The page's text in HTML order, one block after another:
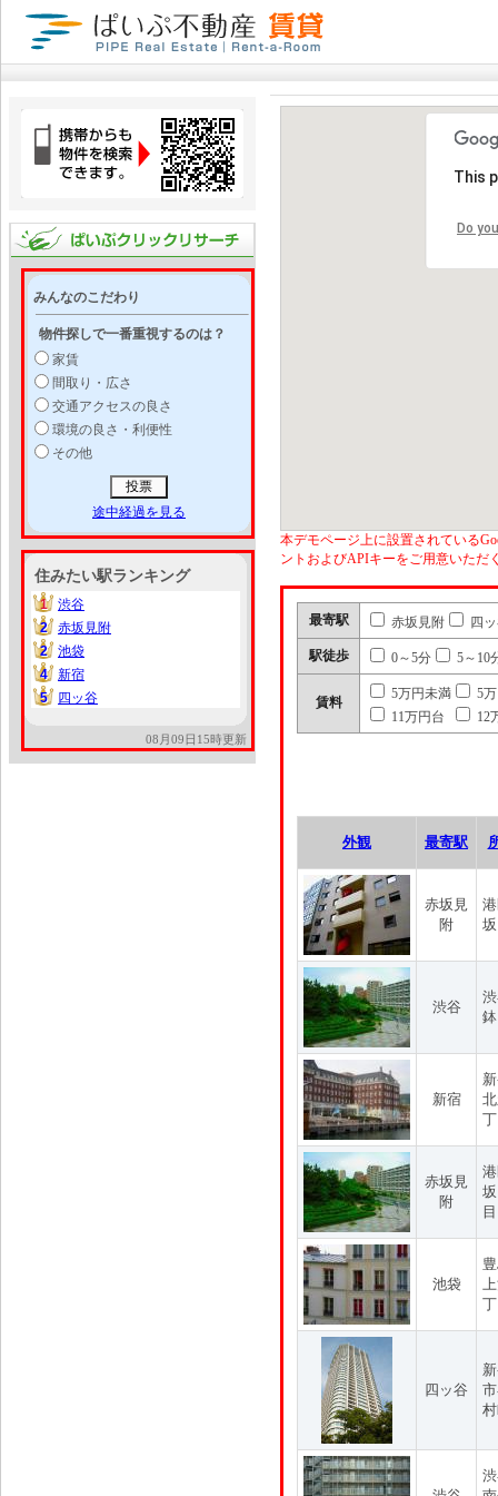
みんなのこだわり
物件探しで一番重視するのは？
家賃
間取り・広さ
交通アクセスの良さ
環境の良さ・利便性
その他
途中経過を見る
住みたい駅ランキング
1
1
渋谷
2
2
赤坂見附
2
2
池袋
4
4
新宿
5
5 四ッ谷
08月09日15時更新
This
Do
本デモページ上に設置されている
ントおよびAPIキーをご用意いただ
最寄駅 赤坂見附 四
駅徒歩 0～5分 5～10
賃料
5万円未満
5
11万円台
12
外観 最寄駅
赤坂見
附
渋谷
新宿
赤坂見
附
目
池袋
四ッ谷